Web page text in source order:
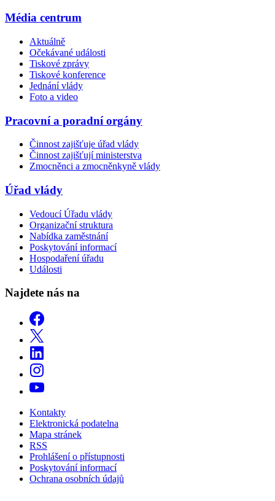
Média centrum
Aktuálně
Očekávané události
Tiskové zprávy
Tiskové konference
Jednání vlády
Foto a video
Pracovní a poradní orgány
Činnost zajišťuje úřad vlády
Činnost zajišťují ministerstva
Zmocněnci a zmocněnkyně vlády
Úřad vlády
Vedoucí Úřadu vlády
Organizační struktura
Nabídka zaměstnání
Poskytování informací
Hospodaření úřadu
Události
Najdete nás na
Kontakty
Elektronická podatelna
Mapa stránek
RSS
Prohlášení o přístupnosti
Poskytování informací
Ochrana osobních údajů